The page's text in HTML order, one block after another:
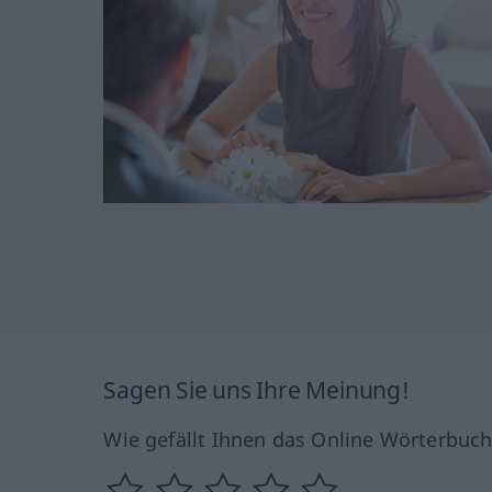
Sagen Sie uns Ihre Meinung!
Wie gefällt Ihnen das Online